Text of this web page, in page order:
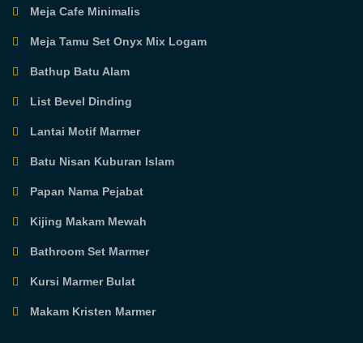
Meja Cafe Minimalis
Meja Tamu Set Onyx Mix Logam
Bathup Batu Alam
List Bevel Dinding
Lantai Motif Marmer
Batu Nisan Kuburan Islam
Papan Nama Pejabat
Kijing Makam Mewah
Bathroom Set Marmer
Kursi Marmer Bulat
Makam Kristen Marmer